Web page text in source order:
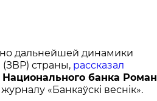
дальнейшей динамики
страны, рассказал
банка Роман
«Банкаўскі веснік».